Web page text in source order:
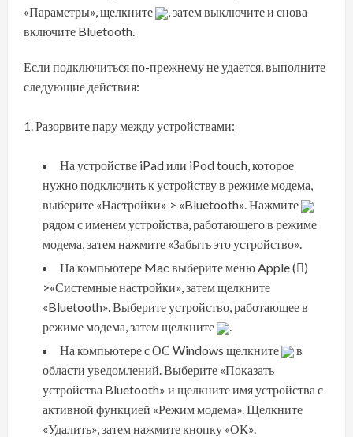
«Параметры», щелкните
, затем выключите и снова
включите Bluetooth.
Если подключиться по-прежнему не удается, выполните
следующие действия:
Разорвите пару между устройствами:
На устройстве iPad или iPod touch, которое
нужно подключить к устройству в режиме модема,
выберите «Настройки» > «Bluetooth». Нажмите
рядом с именем устройства, работающего в режиме
модема, затем нажмите «Забыть это устройство».
На компьютере Mac выберите меню Apple ()
>«Системные настройки», затем щелкните
«Bluetooth». Выберите устройство, работающее в
режиме модема, затем щелкните
.
На компьютере с ОС Windows щелкните
в
области уведомлений. Выберите «Показать
устройства Bluetooth» и щелкните имя устройства с
активной функцией «Режим модема». Щелкните
«Удалить», затем нажмите кнопку «ОК».